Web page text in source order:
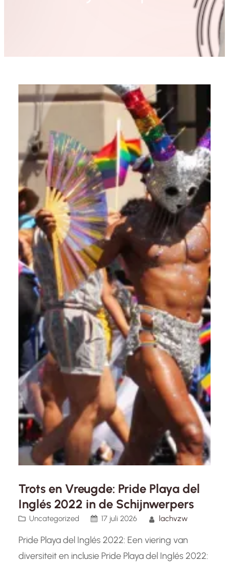
Trots en Vreugde: Pride Playa del
Inglés 2022 in de Schijnwerpers
Uncategorized 17 juli 2026 lachvzw
Pride Playa del Inglés 2022: Een viering van
diversiteit en inclusie Pride Playa del Inglés 2022: